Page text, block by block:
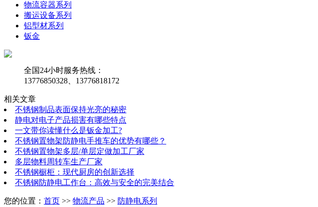
物流容器系列
搬运设备系列
铝型材系列
钣金
全国24小时服务热线：
13776850328、13776818172
相关文章
不锈钢制品表面保持光亮的秘密
静电对电子产品损害有哪些特点
一文带你读懂什么是钣金加工?
不锈钢置物架防静电手推车的优势有哪些？
不锈钢置物架多层/单层定做加工厂家
多层物料周转车生产厂家
不锈钢橱柜：现代厨房的创新选择
不锈钢防静电工作台：高效与安全的完美结合
您的位置： 首页 >> 物流产品 >> 防静电系列